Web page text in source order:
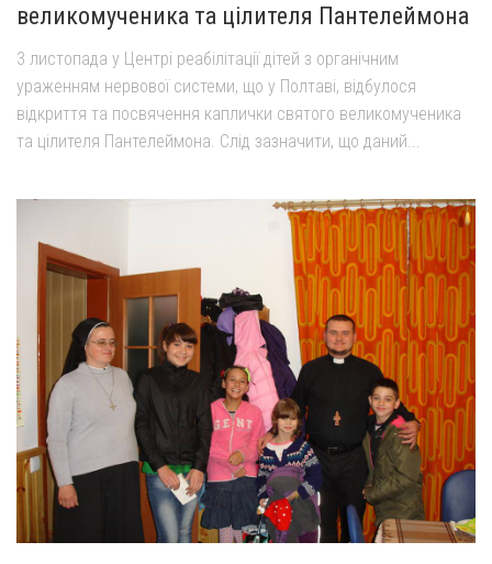
великомученика та цілителя Пантелеймона
3 листопада у Центрі реабілітації дітей з органічним
ураженням нервової системи, що у Полтаві, відбулося
відкриття та посвячення каплички святого великомученика
та цілителя Пантелеймона. Слід зазначити, що даний...